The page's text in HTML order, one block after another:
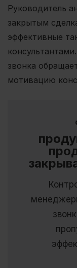
Руководитель
закрытым
эффективные
звонка
мотивацию